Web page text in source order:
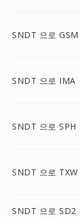
SNDT 으로 GSM
SNDT 으로 IMA
SNDT 으로 SPH
SNDT 으로 TXW
SNDT 으로 SD2